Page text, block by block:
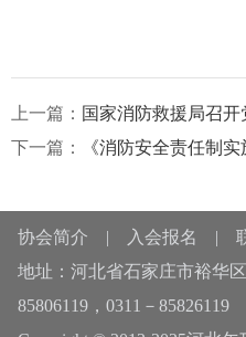
上一篇： 国家消防救援局召
下一篇：
《消防安全责任制实
协会简介 | 入会报名 |
地址：河北省石家庄市裕华
85806119，0311－85826119